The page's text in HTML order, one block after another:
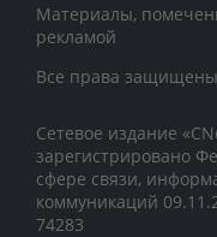
Материалы,
рекламой
Все права
Сетевое издание
зарегистрировано
сфере связи,
коммуникаций
74283